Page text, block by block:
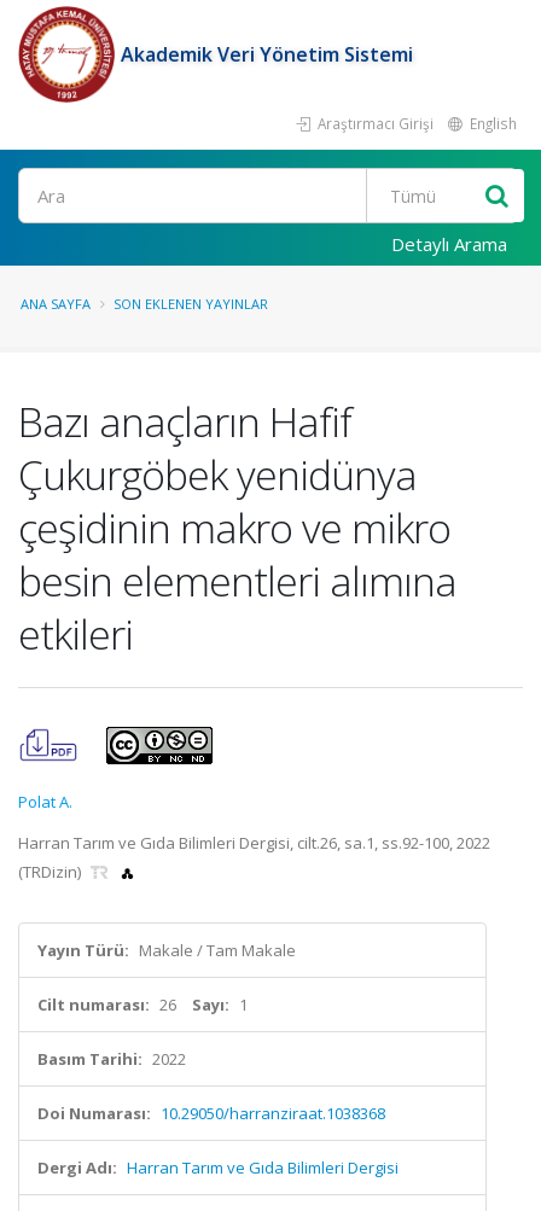
Akademik Veri Yönetim Sistemi
Araştırmacı Girişi English
Ara
Detaylı Arama
ANA SAYFA SON EKLENEN YAYINLAR
Bazı anaçların Hafif
Çukurgöbek yenidünya
çeşidinin makro ve mikro
besin elementleri alımına
etkileri
Polat A.
Harran Tarım ve Gıda Bilimleri Dergisi, cilt.26, sa.1, ss.92-100, 2022
(TRDizin)
Yayın Türü: Makale / Tam Makale
Cilt numarası: 26 Sayı: 1
Basım Tarihi: 2022
Doi Numarası: 10.29050/harranziraat.1038368
Dergi Adı: Harran Tarım ve Gıda Bilimleri Dergisi